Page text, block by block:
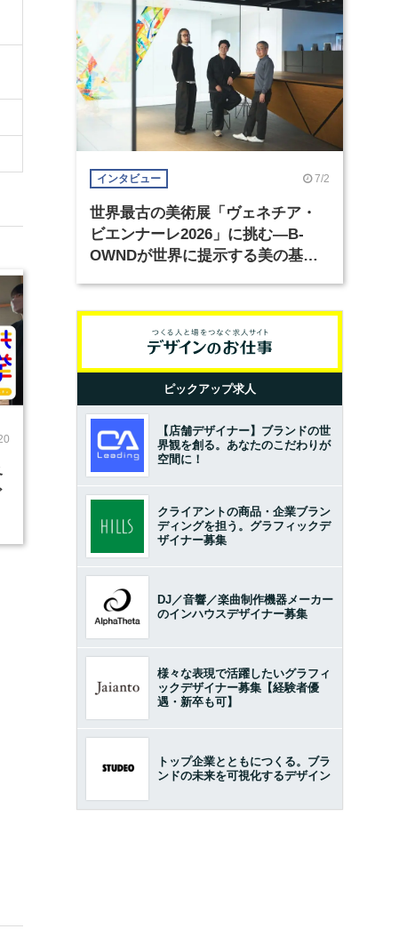
インタビュー 7/2
世界最古の美術展「ヴェネチア・
ビエンナーレ2026」に挑む―B-
OWNDが世界に提示する美の基準
ピックアップ求人
【店舗デザイナー】ブランドの世
界観を創る。あなたのこだわりが
空間に！
クライアントの商品・企業ブラン
ディングを担う。グラフィックデ
ザイナー募集
DJ／音響／楽曲制作機器メーカー
のインハウスデザイナー募集
様々な表現で活躍したいグラフィ
ックデザイナー募集【経験者優
遇・新卒も可】
トップ企業とともにつくる。ブラ
ンドの未来を可視化するデザイン